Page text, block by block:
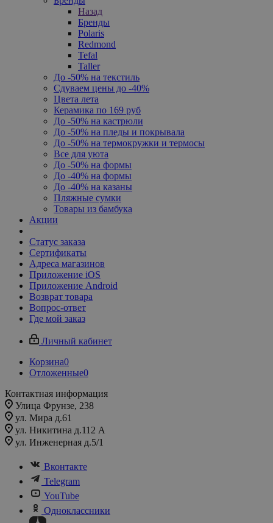
Назад
Бренды
Polaris
Redmond
Tefal
Taller
До -50% на текстиль
Сдуваем цены до -40%
Цвета лета
Керамика по 169 руб
До -50% на кастрюли
До -50% на пледы и покрывала
До -50% на термокружки и термосы
Все для уюта
До -50% на формы
До -40% на формы
До -40% на казаны
Пляжные сумки
Товары из бамбука
Акции
Статус заказа
Сертификаты
Адреса магазинов
Приложение iOS
Приложение Android
Возврат товара
Вопрос-ответ
Где мой заказ
Личный кабинет
Корзина0
Отложенные0
Контактная информация
Улица Фрунзе, 238​
ул. Мира д.61
ул. Никитина д.112 А
ул. Инженерная д.5/1
Вконтакте
Telegram
YouTube
Одноклассники